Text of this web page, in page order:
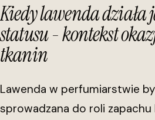
Kiedy lawenda
statusu - kontekst
tkanin
Lawenda w perfumiarstwie
sprowadzana do roli